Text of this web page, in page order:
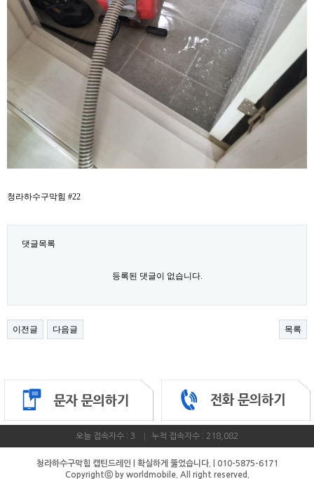
청라하수구막힘 #22
댓글목록
등록된 댓글이 없습니다.
이전글 다음글 목록
오늘 접속자수 : 3 누적 접속자수 : 218,082
청라하수구막힘 캡틴드레인 | 확실하게 뚫었습니다. | 010-5875-6171
Copyrightⓒ by worldmobile. All right reserved